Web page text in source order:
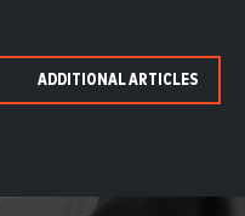
ADDITIONAL ARTICLES